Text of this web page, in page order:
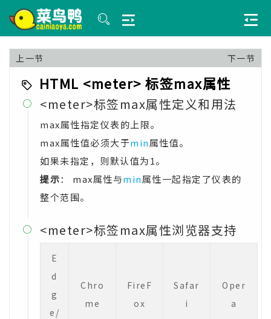
上一节 下一节
HTML <meter> 标签max属性
 <meter>标签max属性定义和用法
max属性指定仪表的上限。
max属性值必须大于min属性值。
如果未指定，则默认值为1。
提示： max属性与min属性一起指定了仪表的
整个范围。
 <meter>标签max属性浏览器支持
E
d
g
e/
Chro
me
FireF
ox
Safar
i
Oper
a